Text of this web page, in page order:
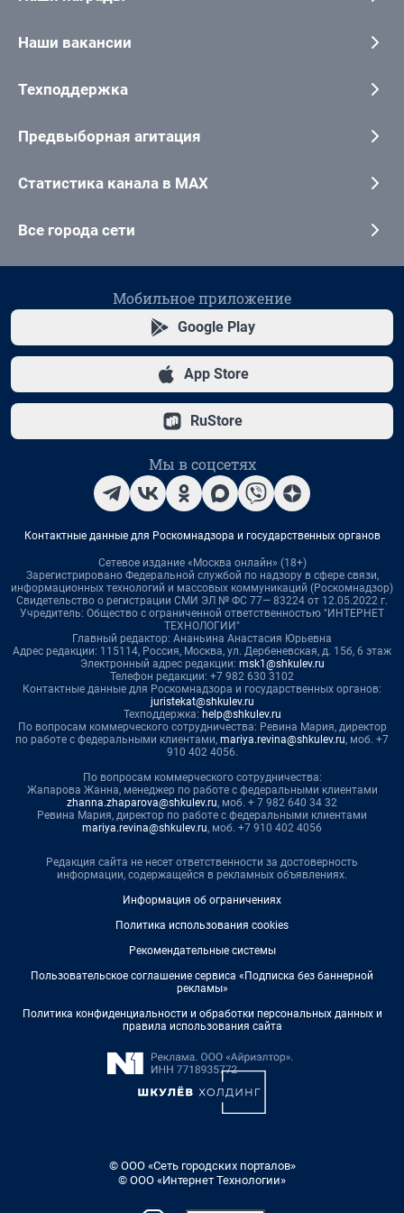
Наши вакансии
Техподдержка
Предвыборная агитация
Статистика канала в MAX
Все города сети
Мобильное приложение
Google Play
App Store
RuStore
Мы в соцсетях
Контактные данные для Роскомнадзора и государственных органов
Сетевое издание «Москва онлайн» (18+)
Зарегистрировано Федеральной службой по надзору в сфере связи,
информационных технологий и массовых коммуникаций (Роскомнадзор)
Свидетельство о регистрации СМИ ЭЛ № ФС 77— 83224 от 12.05.2022 г.
Учредитель: Общество с ограниченной ответственностью "ИНТЕРНЕТ
ТЕХНОЛОГИИ"
Главный редактор: Ананьина Анастасия Юрьевна
Адрес редакции: 115114, Россия, Москва, ул. Дербеневская, д. 15б, 6 этаж
Электронный адрес редакции: msk1@shkulev.ru
Телефон редакции: +7 982 630 3102
Контактные данные для Роскомнадзора и государственных органов:
juristekat@shkulev.ru
Техподдержка: help@shkulev.ru
По вопросам коммерческого сотрудничества: Ревина Мария, директор
по работе с федеральными клиентами, mariya.revina@shkulev.ru, моб. +7
910 402 4056.
По вопросам коммерческого сотрудничества:
Жапарова Жанна, менеджер по работе с федеральными клиентами
zhanna.zhaparova@shkulev.ru, моб. + 7 982 640 34 32
Ревина Мария, директор по работе с федеральными клиентами
mariya.revina@shkulev.ru, моб. +7 910 402 4056
Редакция сайта не несет ответственности за достоверность
информации, содержащейся в рекламных объявлениях.
Информация об ограничениях
Политика использования cookies
Рекомендательные системы
Пользовательское соглашение сервиса «Подписка без баннерной
рекламы»
Политика конфиденциальности и обработки персональных данных и
правила использования сайта
© ООО «Сеть городских порталов»
© ООО «Интернет Технологии»